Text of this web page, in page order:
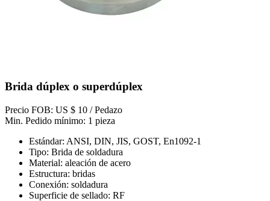
Brida dúplex o superdúplex
Precio FOB: US $ 10 / Pedazo
Min. Pedido mínimo: 1 pieza
Estándar: ANSI, DIN, JIS, GOST, En1092-1
Tipo: Brida de soldadura
Material: aleación de acero
Estructura: bridas
Conexión: soldadura
Superficie de sellado: RF